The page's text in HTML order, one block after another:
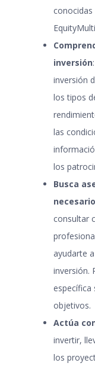
inversión
inversión
los tipos
las
los
Busca
necesario
consultar
ayudarte
inversión.
específica
objetivos.
Actúa
invertir,
los